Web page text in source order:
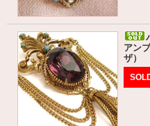
アン
ザ）